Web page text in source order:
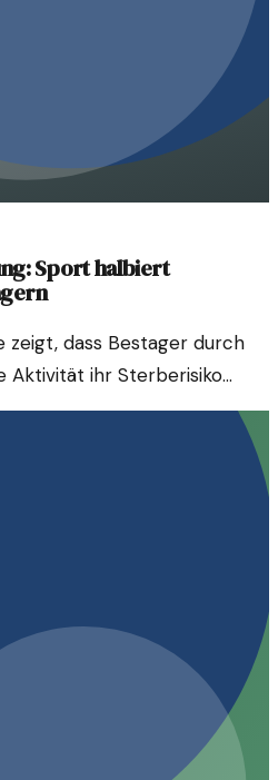
Sport halbiert
zeigt, dass Bestager durch
Aktivität ihr Sterberisiko
Mehr Sport könnte also eine